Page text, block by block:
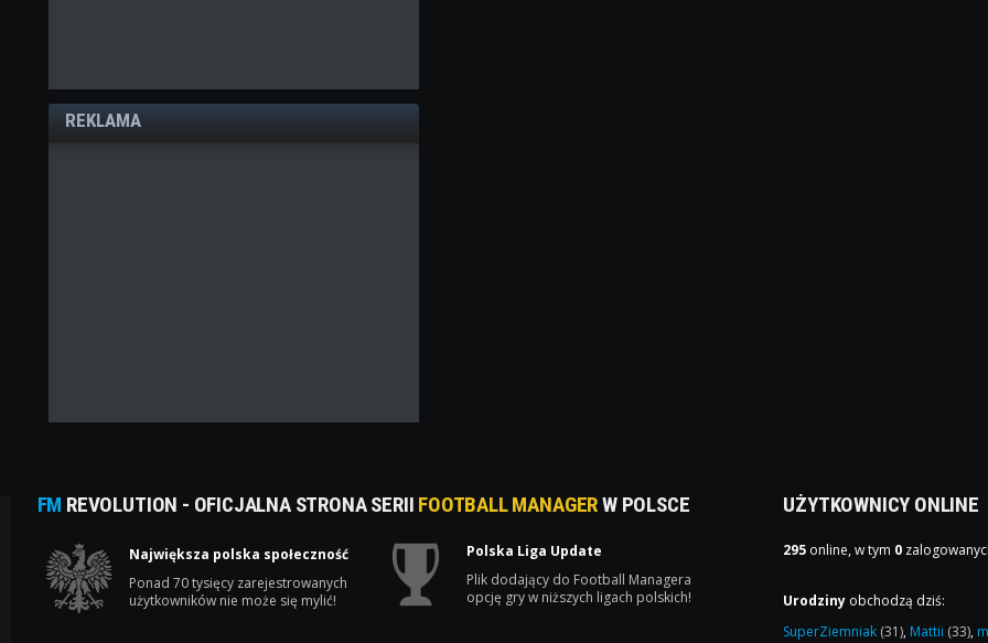
REKLAMA
FM REVOLUTION - OFICJALNA STRONA SERII FOOTBALL MANAGERW POLSCE
Największa polska społeczność
Ponad 70 tysięcy zarejestrowanych
użytkowników nie może się mylić!
Polska Liga Update
Plik dodający do Football Managera
opcję gry w niższych ligach polskich!
UŻYTKOWNICY ONLINE
295 online, w tym 0
Urodziny obchodzą dziś:
SuperZiemniak (31), Mattii (33),